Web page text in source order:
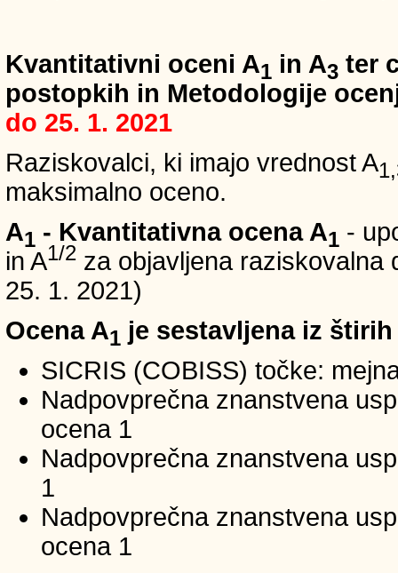
Kvantitativni oceni A1 in A3 ter
postopkih in Metodologije
do 25. 1. 2021
Raziskovalci, ki imajo vrednost A
maksimalno oceno.
A1 - Kvantitativna ocena A1 -
in A1/2 za objavljena raziskovalna
25. 1. 2021)
Ocena A1 je sestavljena iz
SICRIS (COBISS) točke:
Nadpovprečna znanstvena
ocena 1
Nadpovprečna znanstvena
1
Nadpovprečna znanstvena
ocena 1